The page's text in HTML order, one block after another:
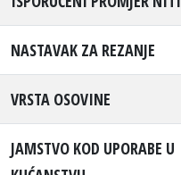
NASTAVAK ZA REZANJE
VRSTA OSOVINE
JAMSTVO KOD UPORABE U